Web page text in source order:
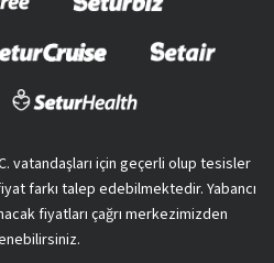
vatandaşları için geçerli olup tesisler
farkı talep edebilmektedir. Yabancı
fiyatları çağrı merkezimizden